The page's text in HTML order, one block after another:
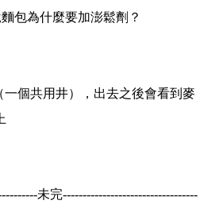
包為什麼要加澎鬆劑？
個共用井），出去之後會看到麥
未完----------------------------------